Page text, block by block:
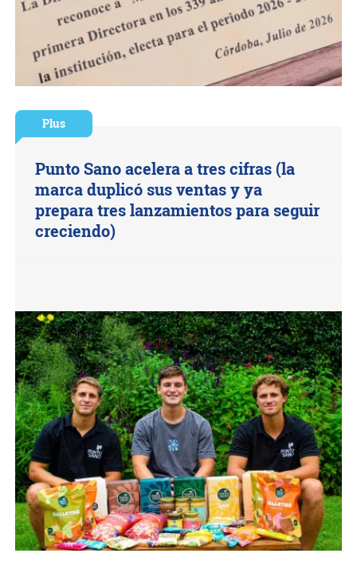
Plus
Punto Sano acelera a tres cifras (la
marca duplicó sus ventas y ya
prepara tres lanzamientos para seguir
creciendo)